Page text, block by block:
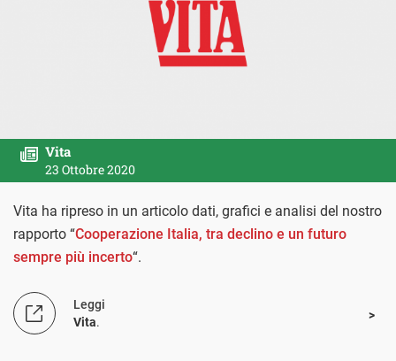
Vita
23 Ottobre 2020
Vita ha ripreso in un articolo dati, grafici e analisi del nostro
rapporto “Cooperazione Italia, tra declino e un futuro
sempre più incerto“.
Leggi
Vita.